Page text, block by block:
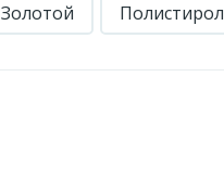
Золотой Полистирол